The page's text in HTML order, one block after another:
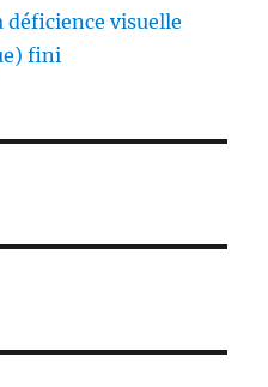
déficience visuelle
fini